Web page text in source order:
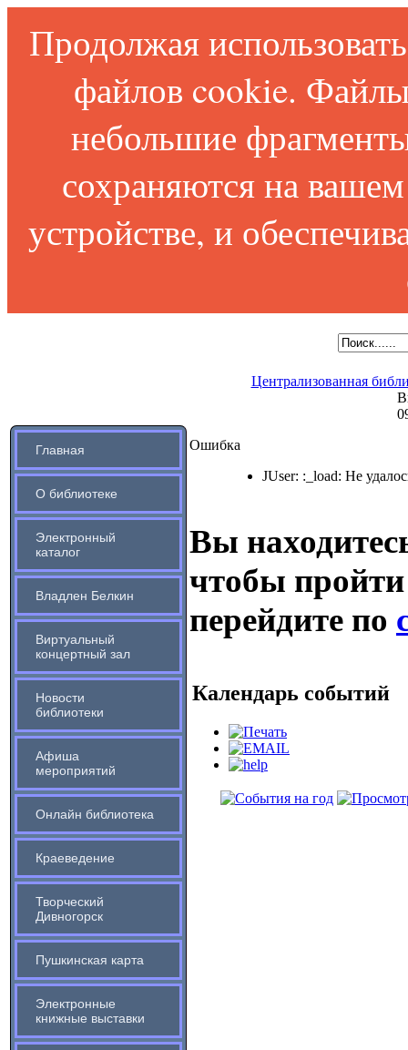
Продолжая
файлов cookie.
небольшие
сохраняются на
устройстве, и
Централизованная
Главная
О библиотеке
Электронный
каталог
Владлен Белкин
Виртуальный
концертный зал
Новости
библиотеки
Афиша
мероприятий
Онлайн библиотека
Краеведение
Творческий
Дивногорск
Пушкинская карта
Электронные
книжные выставки
Ошибка
JUser: :_load: Не
Вы
чтобы
перейдите по
Календарь событий